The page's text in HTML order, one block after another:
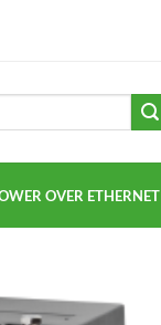
OVER ETHERNET